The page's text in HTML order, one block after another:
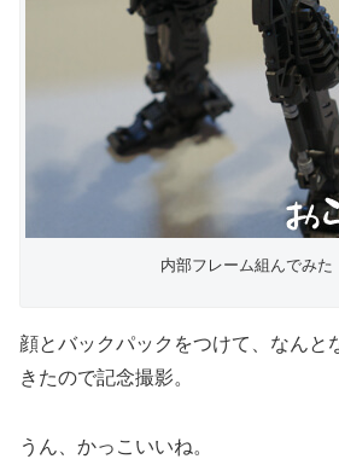
内部フレーム組んでみた
顔とバックパックをつけて、なんと
きたので記念撮影。
うん、かっこいいね。